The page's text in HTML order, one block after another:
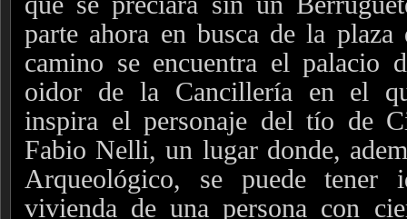
parte ahora en busca de la
camino se encuentra el palacio
oidor de la Cancillería en el
inspira el personaje del tío de
Fabio Nelli, un lugar donde,
Arqueológico, se puede
vivienda de una persona con